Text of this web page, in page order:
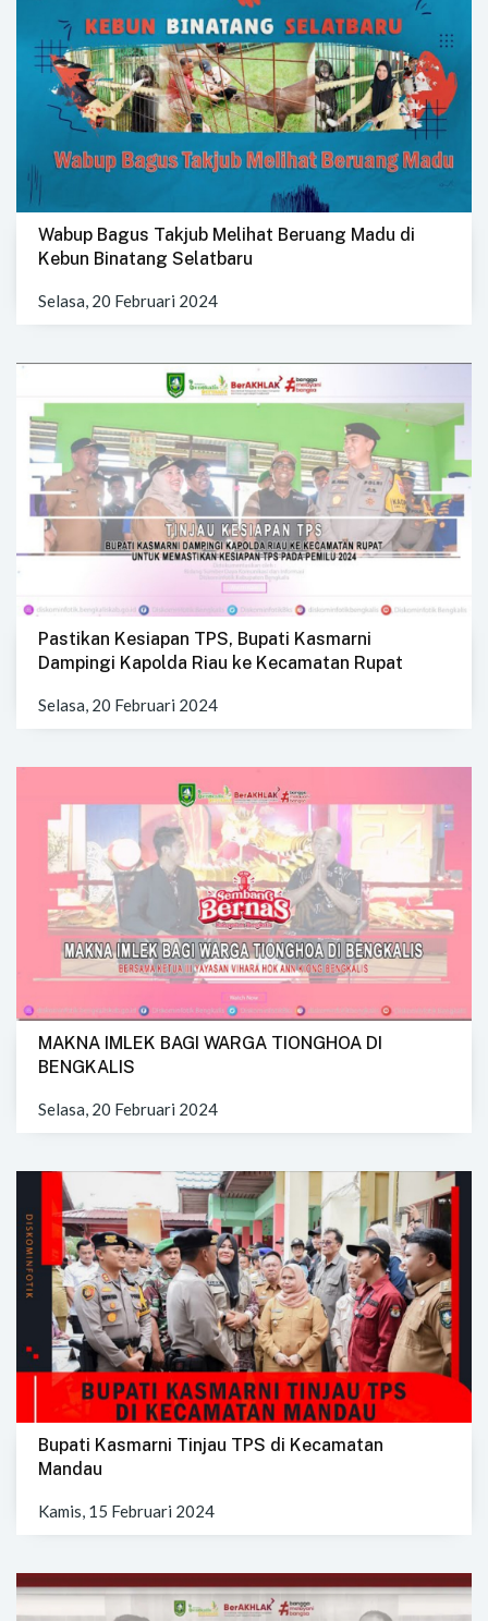
Wabup Bagus Takjub Melihat Beruang Madu di
Kebun Binatang Selatbaru
Selasa, 20 Februari 2024
Pastikan Kesiapan TPS, Bupati Kasmarni
Dampingi Kapolda Riau ke Kecamatan Rupat
Selasa, 20 Februari 2024
MAKNA IMLEK BAGI WARGA TIONGHOA DI
BENGKALIS
Selasa, 20 Februari 2024
Bupati Kasmarni Tinjau TPS di Kecamatan
Mandau
Kamis, 15 Februari 2024